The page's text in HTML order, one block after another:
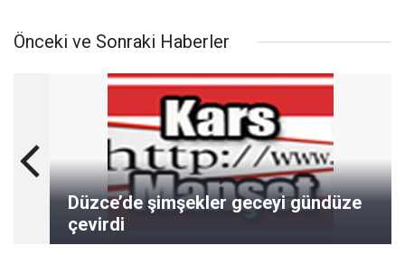
Önceki ve Sonraki Haberler
Düzce’de şimşekler geceyi gündüze
çevirdi